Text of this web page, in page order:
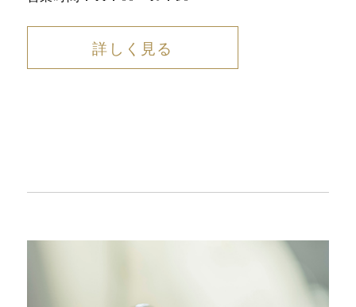
詳しく見る